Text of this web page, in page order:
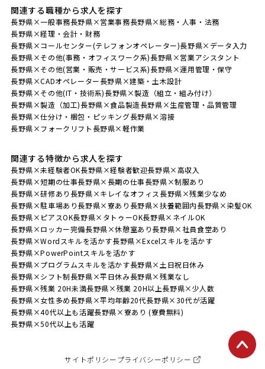
関連する職種から求人を探す
長野県×一般事務長野県×営業事務長野県×総務・人事・法務
長野県×経理・会計・財務
長野県×コールセンター(テレフォンオペレーター)長野県×データ入力
長野県×その他(事務・オフィスワーク系)長野県×営業アシスタント
長野県×その他(営業・販売・サービス系)長野県×運用管理・保守
長野県×CADオペレーター長野県×建築・土木設計
長野県×その他(IT・技術系)長野県×製造（組立・組み付け）
長野県×製造（加工)長野県×食品製造長野県×生産管理・品質管理
長野県×仕分け・梱包・ピッキング長野県×溶接
長野県×フォークリフト 長野県×軽作業
関連する特徴から求人を探す
長野県×未経験者OK長野県×経験者歓迎長野県×高収入
長野県×短期の仕事長野県×長期の仕事長野県×制服あり
長野県×研修あり 長野県×キレイなオフィス 長野県×残業少なめ
長野県×駐車場あり長野県×寮あり 長野県×扶養範囲内長野県×染髪OK
長野県×ピアスOK長野県×タトゥーOK長野県×ネイルOK
長野県×ロッカー完備長野県×休憩室あり長野県×社員食堂あり
長野県×Wordスキルを活かす長野県×Excelスキルを活かす
長野県×PowerPointスキルを活かす
長野県×プログラムスキルを活かす長野県×土日祝日休み
長野県×シフト制長野県×平日休み長野県×残業なし
長野県×残業 20H未満長野県×残業 20H以上長野県×少人数
長野県×女性多め長野県×平均年齢20代長野県×30代が活躍
長野県×40代以上も活躍長野県×寮あり (寮費無料)
長野県×50代以上も活躍
サイトポリシープライバシーポリシー